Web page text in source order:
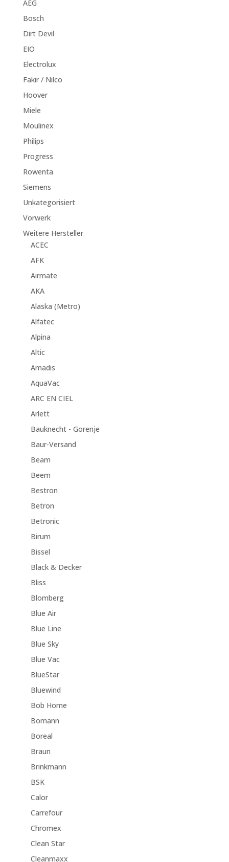
AEG
Bosch
Dirt Devil
EIO
Electrolux
Fakir / Nilco
Hoover
Miele
Moulinex
Philips
Progress
Rowenta
Siemens
Unkategorisiert
Vorwerk
Weitere Hersteller
ACEC
AFK
Airmate
AKA
Alaska (Metro)
Alfatec
Alpina
Altic
Amadis
AquaVac
ARC EN CIEL
Arlett
Bauknecht - Gorenje
Baur-Versand
Beam
Beem
Bestron
Betron
Betronic
Birum
Bissel
Black & Decker
Bliss
Blomberg
Blue Air
Blue Line
Blue Sky
Blue Vac
BlueStar
Bluewind
Bob Home
Bomann
Boreal
Braun
Brinkmann
BSK
Calor
Carrefour
Chromex
Clean Star
Cleanmaxx